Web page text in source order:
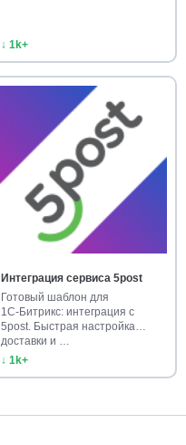
↓ 1k+
Интеграция сервиса 5post
Готовый шаблон для
1С‑Битрикс: интеграция с
5post. Быстрая настройка
доставки и …
↓ 1k+